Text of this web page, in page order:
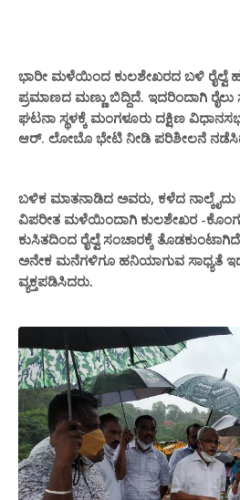
ಭಾರೀ ಮಳೆಯಿಂದ ಕುಲಶೇಖರದ ಬಳಿ ರೈಲ್ವೆ
ಪ್ರಮಾಣದ ಮಣ್ಣು ಬಿದ್ದಿದೆ. ಇದರಿಂದಾಗಿ ರೈಲು
ಘಟನಾ ಸ್ಥಳಕ್ಕೆ ಮಂಗಳೂರು ದಕ್ಷಿಣ
ಆರ್. ಲೋಬೊ ಭೇಟಿ ನೀಡಿ ಪರಿಶೀಲನೆ
ಬಳಿಕ ಮಾತನಾಡಿದ ಅವರು, ಕಳೆದ
ವಿಪರೀತ ಮಳೆಯಿಂದಾಗಿ ಕುಲಶೇಖರ -
ಕುಸಿತದಿಂದ ರೈಲ್ವೆ ಸಂಚಾರಕ್ಕೆ ತೊಡಕುಂ
ಅನೇಕ ಮನೆಗಳಿಗೂ ಹನಿಯಾಗುವ ಸಾಧ್ಯತೆ
ವ್ಯಕ್ತಪಡಿಸಿದರು.